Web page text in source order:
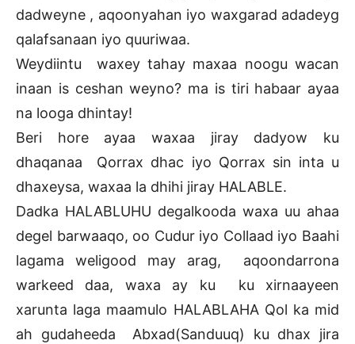
dadweyne , aqoonyahan iyo waxgarad adadeyg
qalafsanaan iyo quuriwaa.
Weydiintu waxey tahay maxaa noogu wacan
inaan is ceshan weyno? ma is tiri habaar ayaa
na looga dhintay!
Beri hore ayaa waxaa jiray dadyow ku
dhaqanaa Qorrax dhac iyo Qorrax sin inta u
dhaxeysa, waxaa la dhihi jiray HALABLE.
Dadka HALABLUHU degalkooda waxa uu ahaa
degel barwaaqo, oo Cudur iyo Collaad iyo Baahi
lagama weligood may arag, aqoondarrona
warkeed daa, waxa ay ku ku xirnaayeen
xarunta laga maamulo HALABLAHA Qol ka mid
ah gudaheeda Abxad(Sanduuq) ku dhax jira